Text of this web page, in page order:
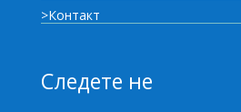
>Контакт
Следете не